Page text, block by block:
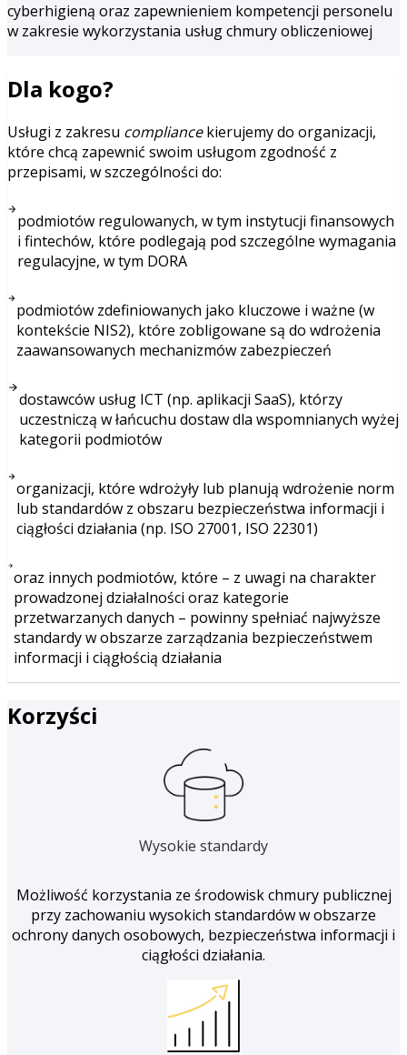
cyberhigieną oraz zapewnieniem kompetencji personelu
w zakresie wykorzystania usług chmury obliczeniowej
Dla kogo?
Usługi z zakresu compliancekierujemy do organizacji,
które chcą zapewnić swoim usługom zgodność z
przepisami, w szczególności do:
podmiotów regulowanych, w tym instytucji finansowych
i fintechów, które podlegają pod szczególne wymagania
regulacyjne, w tym DORA
podmiotów zdefiniowanych jako kluczowe i ważne (w
kontekście NIS2), które zobligowane są do wdrożenia
zaawansowanych mechanizmów zabezpieczeń
dostawców usług ICT (np. aplikacji SaaS), którzy
uczestniczą w łańcuchu dostaw dla wspomnianych wyżej
kategorii podmiotów
organizacji, które wdrożyły lub planują wdrożenie norm
lub standardów z obszaru bezpieczeństwa informacji i
ciągłości działania (np. ISO 27001, ISO 22301)
oraz innych podmiotów, które – z uwagi na charakter
prowadzonej działalności oraz kategorie
przetwarzanych danych – powinny spełniać najwyższe
standardy w obszarze zarządzania bezpieczeństwem
informacji i ciągłością działania
Korzyści
Wysokie standardy
Możliwość korzystania ze środowisk chmury publicznej
przy zachowaniu wysokich standardów w obszarze
ochrony danych osobowych, bezpieczeństwa informacji i
ciągłości działania.